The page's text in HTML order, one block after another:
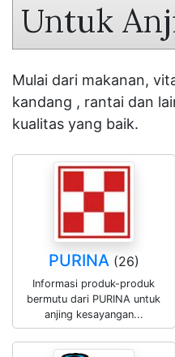
Untuk
Mulai dari makanan,
kandang , rantai dan
kualitas yang baik.
PURINA(26)
Informasi produk-produk
bermutu dari PURINA untuk
anjing kesayangan...